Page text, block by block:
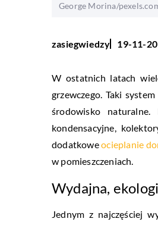
George Morina/
zasiegwiedzy 19-11-
W ostatnich latach
grzewczego. Taki
środowisko naturalne.
kondensacyjne,
dodatkoweocieplanie
w pomieszczeniach.
Wydajna,
Jednym z najczęściej